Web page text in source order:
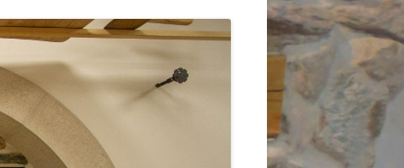
250”
ENTRÉE
NOS PRODUITS ?